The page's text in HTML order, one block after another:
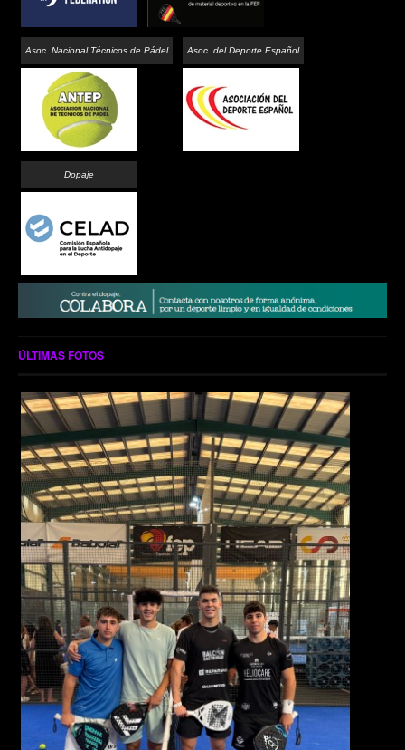
Asoc. Nacional Técnicos de Pádel Asoc. del Deporte Español
Dopaje
ÚLTIMAS FOTOS